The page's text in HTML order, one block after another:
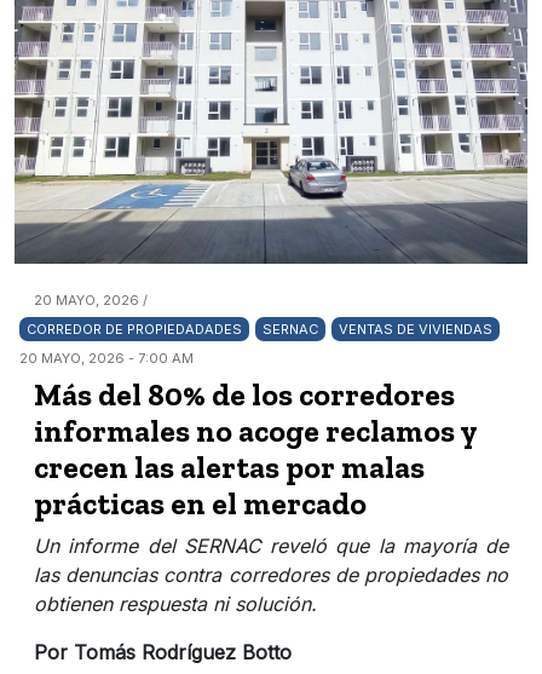
20 MAYO, 2026 /
CORREDOR DE PROPIEDADADES
SERNAC
VENTAS DE VIVIENDAS
20 MAYO, 2026 - 7:00 AM
Más del 80% de los corredores
informales no acoge reclamos y
crecen las alertas por malas
prácticas en el mercado
Un informe del SERNAC reveló que la mayoría de
las denuncias contra corredores de propiedades no
obtienen respuesta ni solución.
Por Tomás Rodríguez Botto